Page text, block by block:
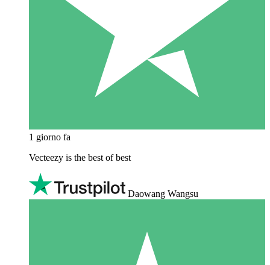
1 giorno fa
Vecteezy is the best of best
Daowang Wangsu